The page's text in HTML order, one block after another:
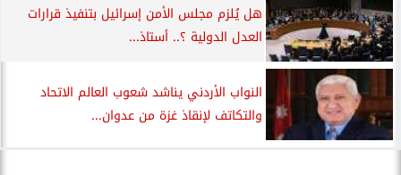
هل يُلزم مجلس الأمن إسرائيل بتنفيذ قرارات
العدل الدولية ؟.. أستاذ...
النواب الأردني يناشد شعوب العالم الاتحاد
والتكاتف لإنقاذ غزة من عدوان...